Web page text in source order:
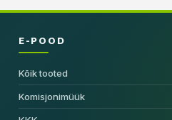
E-POOD
Kõik tooted
Komisjonimüük